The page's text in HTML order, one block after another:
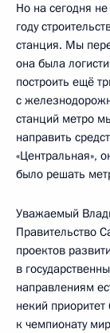
Но на сегодня
году
станция. Мы
она была
построить ещё
с
станций метро
направить
«Центральная»,
было решать
Уважаемый
Правительство
проектов
в
направлениям
некий
к чемпионату